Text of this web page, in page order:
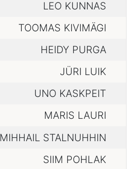
LEO KUNNAS
TOOMAS KIVIMÄGI
HEIDY PURGA
JÜRI LUIK
UNO KASKPEIT
MARIS LAURI
MIHHAIL STALNUHHIN
SIIM POHLAK